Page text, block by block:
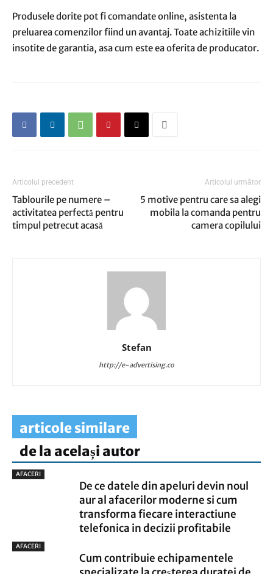
Produsele dorite pot fi comandate online, asistenta la
preluarea comenzilor fiind un avantaj. Toate achizitiile vin
insotite de garantia, asa cum este ea oferita de producator.
Articolul precedent
Tablourile pe numere –
activitatea perfectă pentru
timpul petrecut acasă
Articolul următor
5 motive pentru care sa alegi
mobila la comanda pentru
camera copilului
Stefan
http://e-advertising.co
articole similare
de la același autor
AFACERI
De ce datele din apeluri devin noul
aur al afacerilor moderne si cum
transforma fiecare interactiune
telefonica in decizii profitabile
AFACERI
Cum contribuie echipamentele